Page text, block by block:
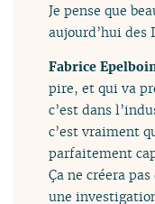
Je pense que
aujourd’hui des
Fabrice
pire, et qui va
c’est dans
c’est vraiment
parfaitement
Ça ne créera
une